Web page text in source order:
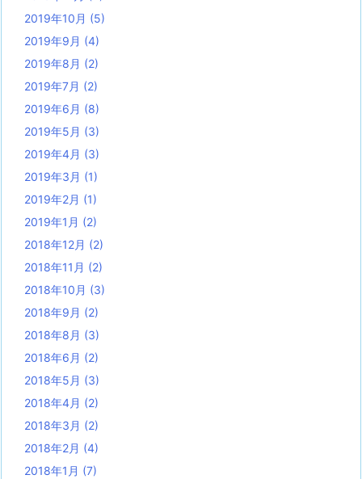
2019年10月 (5)
2019年9月 (4)
2019年8月 (2)
2019年7月 (2)
2019年6月 (8)
2019年5月 (3)
2019年4月 (3)
2019年3月 (1)
2019年2月 (1)
2019年1月 (2)
2018年12月 (2)
2018年11月 (2)
2018年10月 (3)
2018年9月 (2)
2018年8月 (3)
2018年6月 (2)
2018年5月 (3)
2018年4月 (2)
2018年3月 (2)
2018年2月 (4)
2018年1月 (7)